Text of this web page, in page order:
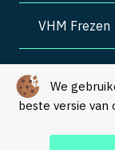
We
beste versie van
VHM Frezen
© Copyright 2026